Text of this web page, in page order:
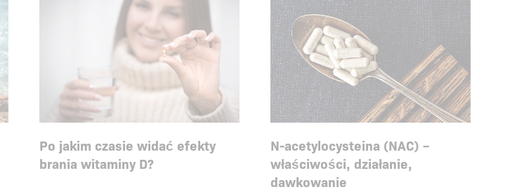
Po jakim czasie widać efekty
brania witaminy D?
N-acetylocysteina (NAC) –
właściwości, działanie,
dawkowanie